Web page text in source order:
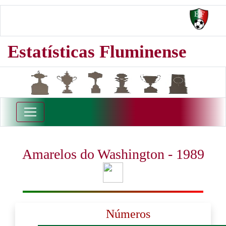
Estatísticas Fluminense
Amarelos do Washington - 1989
Números